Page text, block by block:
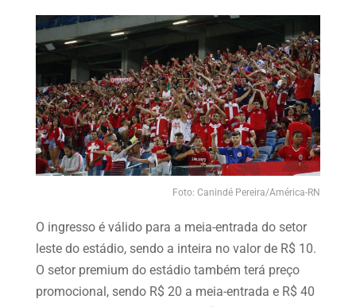
Foto: Canindé Pereira/América-RN
O ingresso é válido para a meia-entrada do setor
leste do estádio, sendo a inteira no valor de R$ 10.
O setor premium do estádio também terá preço
promocional, sendo R$ 20 a meia-entrada e R$ 40